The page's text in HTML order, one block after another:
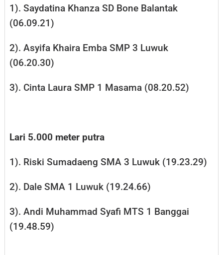
1). Saydatina Khanza SD Bone Balantak
(06.09.21)
2). Asyifa Khaira Emba SMP 3 Luwuk
(06.20.30)
3). Cinta Laura SMP 1 Masama (08.20.52)
Lari 5.000 meter putra
1). Riski Sumadaeng SMA 3 Luwuk (19.23.29)
2). Dale SMA 1 Luwuk (19.24.66)
3). Andi Muhammad Syafi MTS 1 Banggai
(19.48.59)